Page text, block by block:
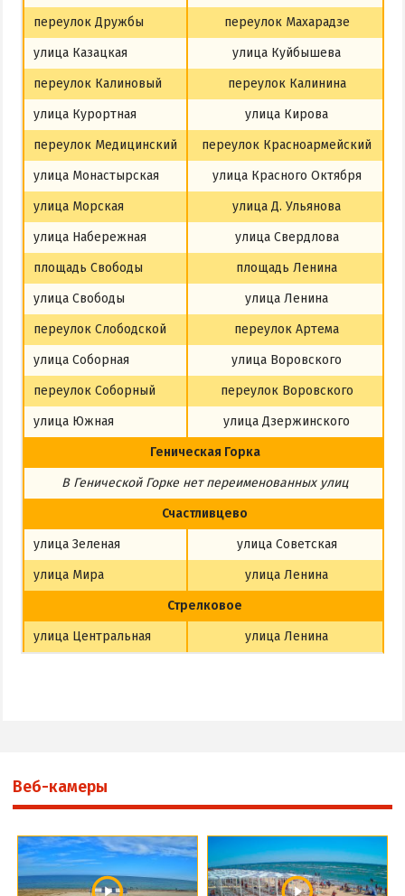
переулок Дружбы
переулок Махарадзе
улица Казацкая
улица Куйбышева
переулок Калиновый
переулок Калинина
улица Курортная
улица Кирова
переулок Медицинский
переулок Красноармейский
улица Монастырская
улица Красного Октября
улица Морская
улица Д. Ульянова
улица Набережная
улица Свердлова
площадь Свободы
площадь Ленина
улица Свободы
улица Ленина
переулок Слободской
переулок Артема
улица Соборная
улица Воровского
переулок Соборный
переулок Воровского
улица Южная
улица Дзержинского
Геническая Горка
В Генической Горке нетпереименованных улиц
Счастливцево
улица Зеленая
улица Советская
улица Мира
улица Ленина
Стрелковое
улица Центральная
улица Ленина
Веб-камеры